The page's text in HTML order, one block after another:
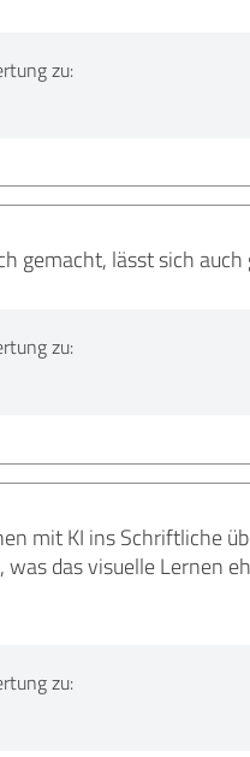
zu:
gemacht, lässt sich
zu:
mit KI ins Schriftliche
was das visuelle Lernen
zu: